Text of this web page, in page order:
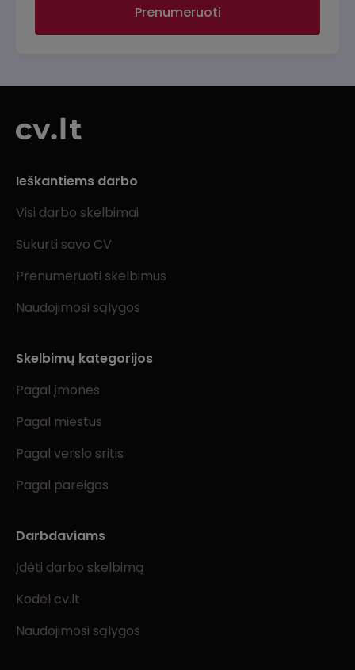
Prenumeruoti
Ieškantiems darbo
Visi darbo skelbimai
Sukurti savo CV
Prenumeruoti skelbimus
Naudojimosi sąlygos
Skelbimų kategorijos
Pagal įmones
Pagal miestus
Pagal verslo sritis
Pagal pareigas
Darbdaviams
Įdėti darbo skelbimą
Kodėl cv.lt
Naudojimosi sąlygos